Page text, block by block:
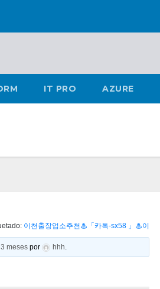
IT PRO AZURE
이천출장업소추천♨「카톡-sx58 」♨이
meses por hhh.